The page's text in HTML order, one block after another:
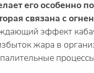
его особенно
связана с
эффект
жара в